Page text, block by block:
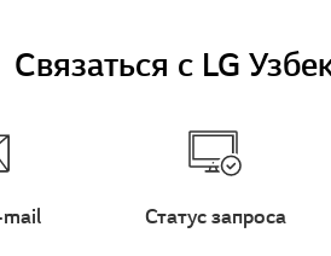
Связаться с LG
Статус запроса